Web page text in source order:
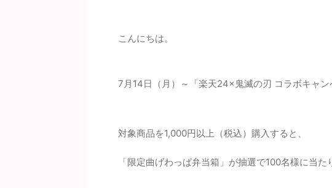
こんにちは。
7月14日（月）～「楽天24×鬼滅の刃 コラボキャン
対象商品を1,000円以上（税込）購入すると、
「限定曲げわっぱ弁当箱」が抽選で100名様に当た